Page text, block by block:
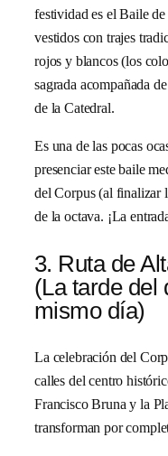
festividad es el Baile
vestidos con trajes
rojos y blancos (los
sagrada acompañada
de la Catedral.
Es una de las pocas
presenciar este baile
del Corpus (al finalizar
de la octava. ¡La
3. Ruta de
(La tarde del
mismo día)
La celebración del
calles del centro
Francisco Bruna y la
transforman por